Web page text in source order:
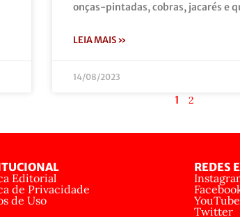
onças-pintadas, cobras, jacarés e
LEIA MAIS »
14/08/2023
1 2
Editorial
de Privacidade
de Uso
REDES
YouTube
Twitter